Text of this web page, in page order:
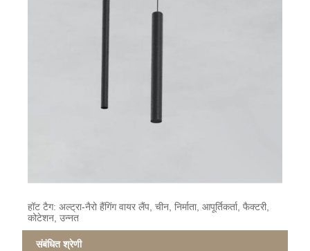
हॉट टैग: अल्ट्रा-नैरो हैंगिंग वायर लैंप, चीन, निर्माता, आपूर्तिकर्ता, फैक्टरी,
कोटेशन, उन्नत
संबंधित श्रेणी